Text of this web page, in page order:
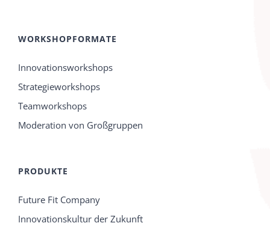
WORKSHOPFORMATE
Innovationsworkshops
Strategieworkshops
Teamworkshops
Moderation von Großgruppen
PRODUKTE
Future Fit Company
Innovationskultur der Zukunft